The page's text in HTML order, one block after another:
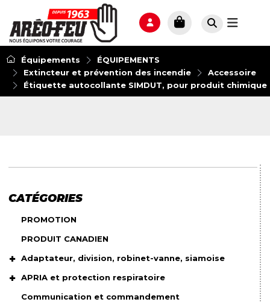
Équipements
ÉQUIPEMENTS
Extincteur et prévention des incendie
Accessoire
Étiquette autocollante SIMDUT, pour produit chimique
CATÉGORIES
PROMOTION
PRODUIT CANADIEN
Adaptateur, division, robinet-vanne, siamoise
APRIA et protection respiratoire
Communication et commandement